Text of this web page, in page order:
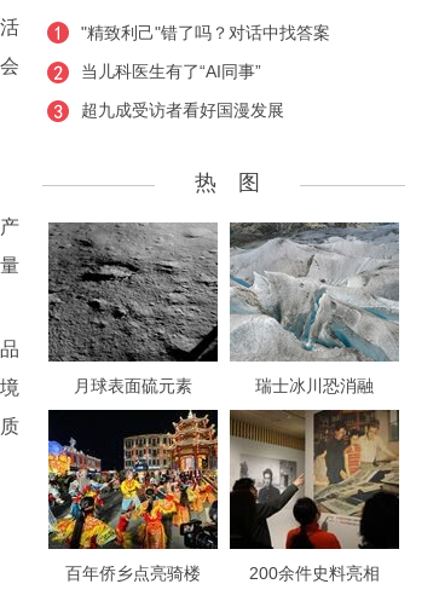
"精致利己"错了吗？对话中找答案
当儿科医生有了“AI同事”
超九成受访者看好国漫发展
热 图
月球表面硫元素 瑞士冰川恐消融
百年侨乡点亮骑楼 200余件史料亮相